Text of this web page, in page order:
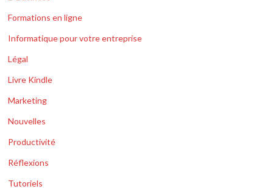
Formations en ligne
Informatique pour votre entreprise
Légal
Livre Kindle
Marketing
Nouvelles
Productivité
Réflexions
Tutoriels